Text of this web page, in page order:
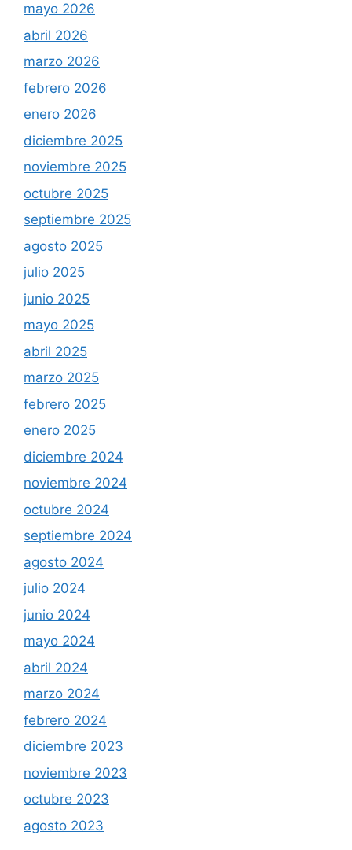
mayo 2026
abril 2026
marzo 2026
febrero 2026
enero 2026
diciembre 2025
noviembre 2025
octubre 2025
septiembre 2025
agosto 2025
julio 2025
junio 2025
mayo 2025
abril 2025
marzo 2025
febrero 2025
enero 2025
diciembre 2024
noviembre 2024
octubre 2024
septiembre 2024
agosto 2024
julio 2024
junio 2024
mayo 2024
abril 2024
marzo 2024
febrero 2024
diciembre 2023
noviembre 2023
octubre 2023
agosto 2023